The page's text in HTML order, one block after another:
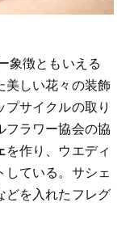
象徴ともいえる
美しい花々の装飾
サイクルの取り
フラワー協会の協
を作り、ウエディ
している。サシェ
どを入れたフレグ